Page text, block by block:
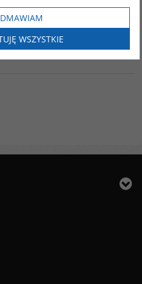
międzynarodowym
części książki
WSZYSTKIE